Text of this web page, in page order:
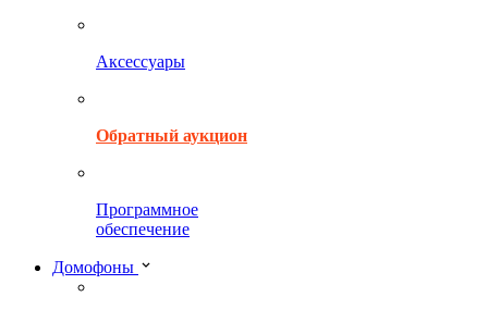
Аксессуары
Обратный аукцион
Программное
обеспечение
Домофоны